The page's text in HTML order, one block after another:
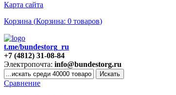
Карта сайта
Корзина (Корзина: 0 товаров)
t.me/bundestorg_ru
+7 (4812) 31-08-84
Электропочта: info@bundestorg.ru
Сравнение